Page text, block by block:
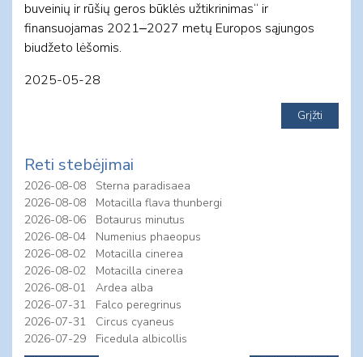
buveinių ir rūšių geros būklės užtikrinimas“ ir
finansuojamas 2021‒2027 metų Europos sąjungos
biudžeto lėšomis.
2025-05-28
Reti stebėjimai
2026-08-08
Sterna paradisaea
2026-08-08
Motacilla flava thunbergi
2026-08-06
Botaurus minutus
2026-08-04
Numenius phaeopus
2026-08-02
Motacilla cinerea
2026-08-02
Motacilla cinerea
2026-08-01
Ardea alba
2026-07-31
Falco peregrinus
2026-07-31
Circus cyaneus
2026-07-29
Ficedula albicollis